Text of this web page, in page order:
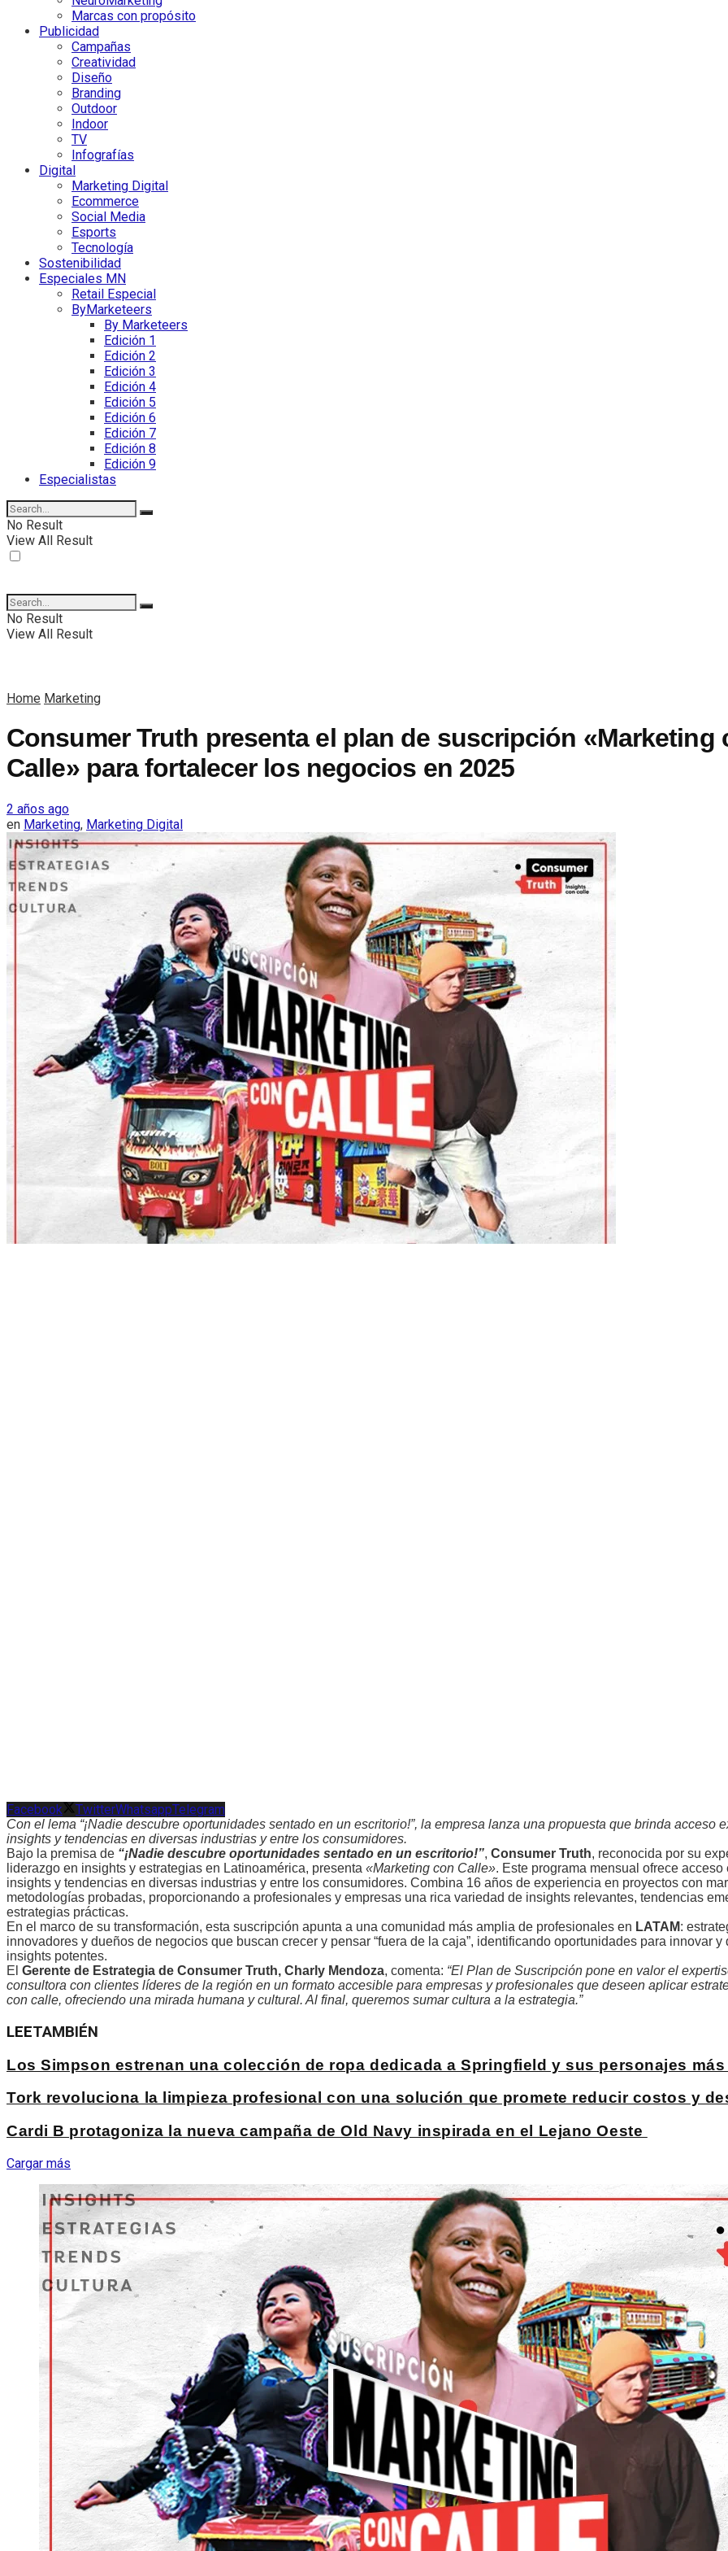
Marcas con propósito
Publicidad
Campañas
Creatividad
Diseño
Branding
Outdoor
Indoor
TV
Infografías
Digital
Marketing Digital
Ecommerce
Social Media
Esports
Tecnología
Sostenibilidad
Especiales MN
Retail Especial
ByMarketeers
By Marketeers
Edición 1
Edición 2
Edición 3
Edición 4
Edición 5
Edición 6
Edición 7
Edición 8
Edición 9
Especialistas
No Result
View All Result
No Result
View All Result
Home Marketing
Consumer Truth presenta el plan de suscripción «Marketing
Calle» para fortalecer los negocios en 2025
2 años ago
en Marketing, Marketing Digital
Facebook TwitterWhatsappTelegram
Con el lema “¡Nadie descubre oportunidades sentado en un escritorio!”, la empresa lanza una propuesta que brinda acceso
insights y tendencias en diversas industrias y entre los consumidores.
Bajo la premisa de “¡Nadie descubre oportunidades sentado en un escritorio!”, Consumer Truth, reconocida por su
liderazgo en insights y estrategias en Latinoamérica, presenta «Marketing con Calle». Este programa mensual ofrece acceso
insights y tendencias en diversas industrias y entre los consumidores. Combina 16 años de experiencia en proyectos con
metodologías probadas, proporcionando a profesionales y empresas una rica variedad de insights relevantes, tendencias
estrategias prácticas.
En el marco de su transformación, esta suscripción apunta a una comunidad más amplia de profesionales en LATAM:
innovadores y dueños de negocios que buscan crecer y pensar “fuera de la caja”, identificando oportunidades para innovar y
insights potentes.
El Gerente de Estrategia de Consumer Truth, Charly Mendoza, comenta: “El Plan de Suscripción pone en valor el
consultora con clientes líderes de la región en un formato accesible para empresas y profesionales que deseen aplicar
con calle, ofreciendo una mirada humana y cultural. Al final, queremos sumar cultura a la estrategia.”
LEETAMBIÉN
Los Simpson estrenan una colección de ropa dedicada a Springfield y sus personajes
Tork revoluciona la limpieza profesional con una solución que promete reducir costos y
Cardi B protagoniza la nueva campaña de Old Navy inspirada en el Lejano Oeste
Cargar más